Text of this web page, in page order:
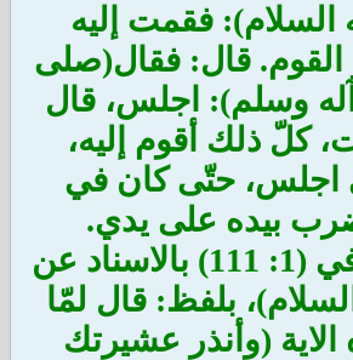
السلام): فقمت إليه
قال: فقال(صلى
وسلم): اجلس، قال
كلّ ذلك أقوم إليه،
اجلس، حتّى كان في
ضرب بيده على يدي.
وروى أيضاً في (1: 111) بالاسناد عن
بلفظ: قال لمّا
(وأنذر عشيرتك